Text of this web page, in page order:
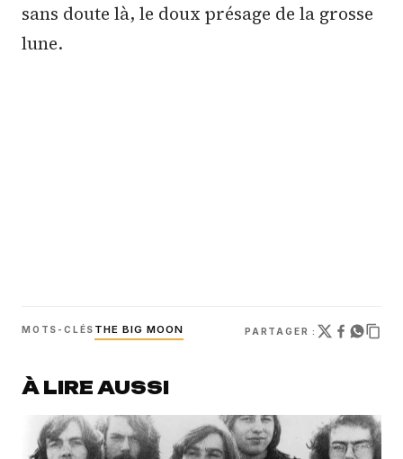
sans doute là, le doux présage de la grosse
lune.
MOTS-CLÉS THE BIG MOON PARTAGER :
À LIRE AUSSI